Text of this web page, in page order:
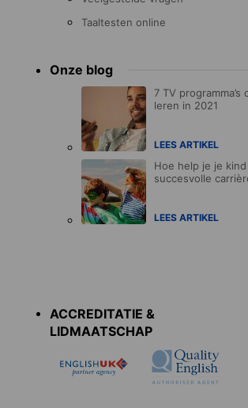
Taaltesten online
Onze blog
7 TV programma’s
leren in 2021
LEES ARTIKEL
Hoe help je je
succesvolle
LEES ARTIKEL
ACCREDITATIE &
LIDMAATSCHAP